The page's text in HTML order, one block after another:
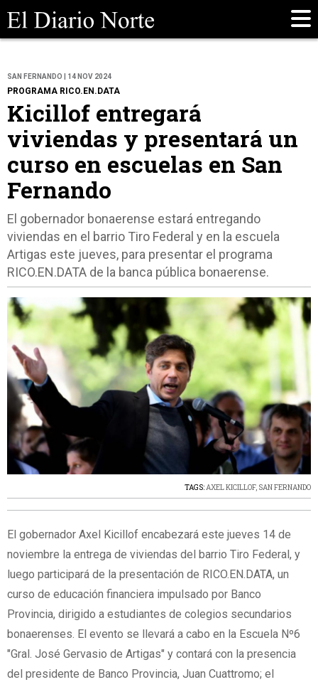
SAN FERNANDO | 14 NOV 2024
PROGRAMA RICO.EN.DATA
Kicillof entregará
viviendas y presentará un
curso en escuelas en San
Fernando
El gobernador bonaerense estará entregando
viviendas en el barrio Tiro Federal y en la escuela
Artigas este jueves, para presentar el programa
RICO.EN.DATA de la banca pública bonaerense.
TAGS: AXEL KICILLOF, SAN FERNANDO
El gobernador Axel Kicillof encabezará este jueves 14 de
noviembre la entrega de viviendas del barrio Tiro Federal, y
luego participará de la presentación de RICO.EN.DATA, un
curso de educación financiera impulsado por Banco
Provincia, dirigido a estudiantes de colegios secundarios
bonaerenses. El evento se llevará a cabo en la Escuela Nº6
"Gral. José Gervasio de Artigas" y contará con la presencia
del presidente de Banco Provincia, Juan Cuattromo; el